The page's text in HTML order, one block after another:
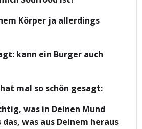
Körper ja allerdings
kann ein Burger auch
mal so schön gesagt:
was in Deinen Mund
was aus Deinem heraus